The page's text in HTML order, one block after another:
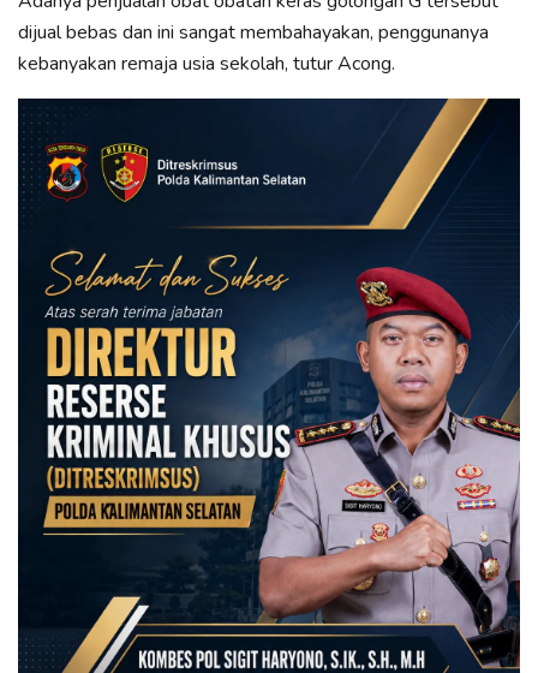
dijual bebas dan ini sangat membahayakan, penggunanya
kebanyakan remaja usia sekolah, tutur Acong.